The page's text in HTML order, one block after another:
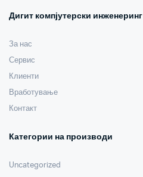
Дигит компјутерски инженеринг
За нас
Сервис
Клиенти
Вработување
Контакт
Категории на производи
Uncategorized